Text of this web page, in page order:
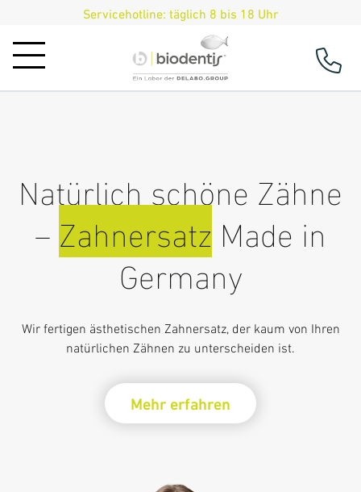
Servicehotline: täglich 8 bis 18 Uhr
Natürlich schöne Zähne
– Zahnersatz Made in
Germany
Wir fertigen ästhetischen Zahnersatz, der kaum von Ihren
natürlichen Zähnen zu unterscheiden ist.
Mehr erfahren